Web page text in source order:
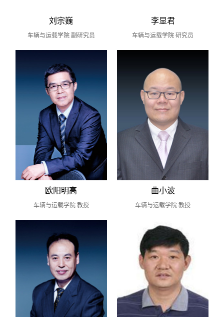
刘宗巍
车辆与运载学院 副研究员
李显君
车辆与运载学院 研究员
欧阳明高
车辆与运载学院 教授
曲小波
车辆与运载学院 教授